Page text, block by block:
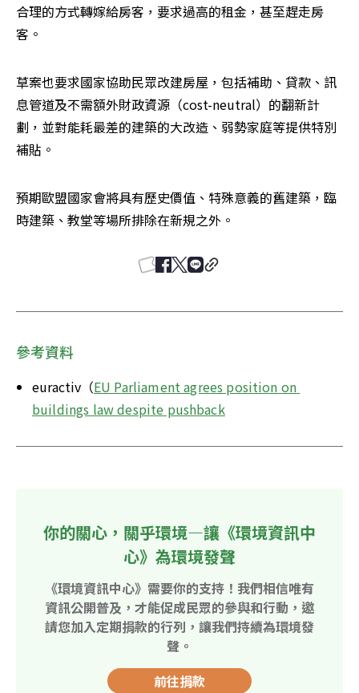
合理的方式轉嫁給房客，要求過高的租金，甚至趕走房
客。
草案也要求國家協助民眾改建房屋，包括補助、貸款、訊
息管道及不需額外財政資源（cost-neutral）的翻新計
劃，並對能耗最差的建築的大改造、弱勢家庭等提供特別
補貼。
預期歐盟國家會將具有歷史價值、特殊意義的舊建築，臨
時建築、教堂等場所排除在新規之外。
參考資料
euractiv（EU Parliament agrees position on
buildings law despite pushback
你的關心，關乎環境—讓《環境資訊中
心》為環境發聲
《環境資訊中心》需要你的支持！我們相信唯有
資訊公開普及，才能促成民眾的參與和行動，邀
請您加入定期捐款的行列，讓我們持續為環境發
聲。
前往捐款